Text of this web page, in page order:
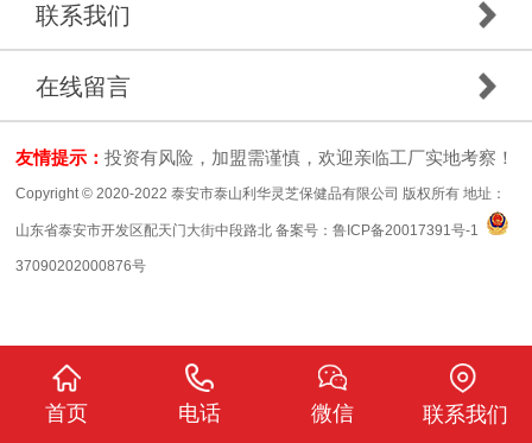
联系我们
在线留言
友情提示：投资有风险，加盟需谨慎，欢迎亲临工厂实地考察！
Copyright © 2020-2022 泰安市泰山利华灵芝保健品有限公司 版权所有 地址：
山东省泰安市开发区配天门大街中段路北 备案号：鲁ICP备20017391号-1
37090202000876号
首页 电话 微信 联系我们